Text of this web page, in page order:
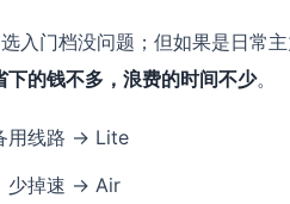
入门档没问题；但如果是日常
下的钱不多，浪费的时间不少。
用线路 → Lite
少掉速 → Air